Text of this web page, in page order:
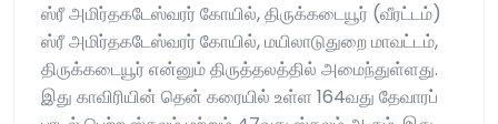
ஸ்ரீ அமிர்தகடேஸ்வரர் கோயில், திருக்கடையூர் (வீரட்டம்)
ஸ்ரீ அமிர்தகடேஸ்வரர் கோயில், மயிலாடுதுறை மாவட்டம்,
திருக்கடையூர் என்னும் திருத்தலத்தில் அமைந்துள்ளது.
இது காவிரியின் தென் கரையில் உள்ள 164வது தேவாரப்